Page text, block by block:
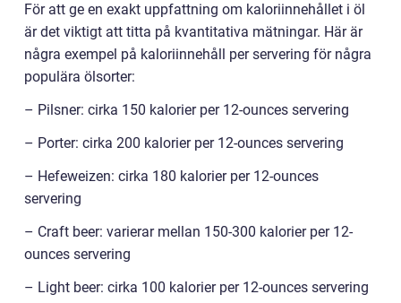
För att ge en exakt uppfattning om kaloriinnehållet i öl
är det viktigt att titta på kvantitativa mätningar. Här är
några exempel på kaloriinnehåll per servering för några
populära ölsorter:
– Pilsner: cirka 150 kalorier per 12-ounces servering
– Porter: cirka 200 kalorier per 12-ounces servering
– Hefeweizen: cirka 180 kalorier per 12-ounces
servering
– Craft beer: varierar mellan 150-300 kalorier per 12-
ounces servering
– Light beer: cirka 100 kalorier per 12-ounces servering